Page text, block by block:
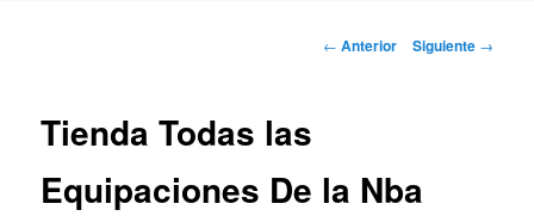
Navegación
← Anterior Siguiente →
Tienda Todas las
Equipaciones De la Nba